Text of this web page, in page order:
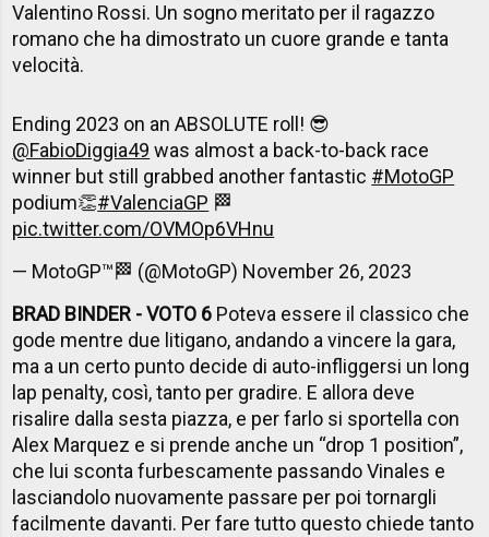
Valentino Rossi. Un sogno meritato per il ragazzo
romano che ha dimostrato un cuore grande e tanta
velocità.
Ending 2023 on an ABSOLUTE roll! 😎
@FabioDiggia49 was almost a back-to-back race
winner but still grabbed another fantastic #MotoGP
podium👏#ValenciaGP 🏁
pic.twitter.com/OVMOp6VHnu
— MotoGP™🏁 (@MotoGP) November 26, 2023
BRAD BINDER - VOTO 6 Poteva essere il classico che
gode mentre due litigano, andando a vincere la gara,
ma a un certo punto decide di auto-infliggersi un long
lap penalty, così, tanto per gradire. E allora deve
risalire dalla sesta piazza, e per farlo si sportella con
Alex Marquez e si prende anche un “drop 1 position”,
che lui sconta furbescamente passando Vinales e
lasciandolo nuovamente passare per poi tornargli
facilmente davanti. Per fare tutto questo chiede tanto